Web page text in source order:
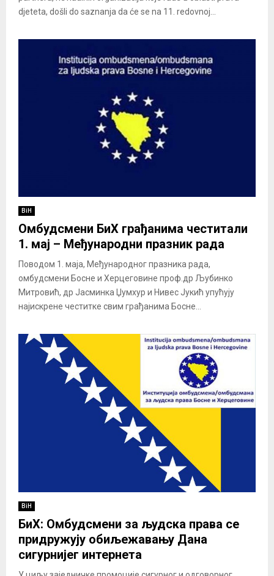
djeteta, došli do saznanja da će se na 11. redovnoj...
BiH
Омбудсмени БиХ грађанима честитали
1. мај – Међународни празник рада
Поводом 1. маја, Међународног празника рада,
омбудсмени Босне и Херцеговине проф.др Љубинко
Митровић, др Јасминка Џумхур и Нивес Јукић упућују
најискрене честитке свим грађанима Босне...
BiH
БиХ: Омбудсмени за људска права се
придружују обиљежавању Дана
сигурнијег интернета